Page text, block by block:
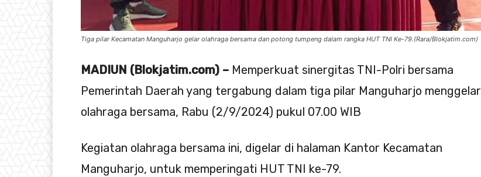
Tiga pilar Kecamatan Manguharjo gelar olahraga bersama dan potong tumpeng dalam rangka HUT TNI Ke-79.(Rara/Blokjatim.com)
MADIUN (Blokjatim.com) – Memperkuat sinergitas TNI-Polri bersama
Pemerintah Daerah yang tergabung dalam tiga pilar Manguharjo menggelar
olahraga bersama, Rabu (2/9/2024) pukul 07.00 WIB
Kegiatan olahraga bersama ini, digelar di halaman Kantor Kecamatan
Manguharjo, untuk memperingati HUT TNI ke-79.